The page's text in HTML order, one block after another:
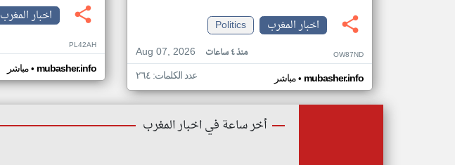
اخبار المغرب
Politics
Aug 07, 2026
منذ ٤ ساعات OW87ND
مباشر• mubasher.info عدد الكلمات: ٢٦٤
اخبار المغرب
PL42AH
مباشر• mubasher.info
أخر ساعة في اخبار المغرب